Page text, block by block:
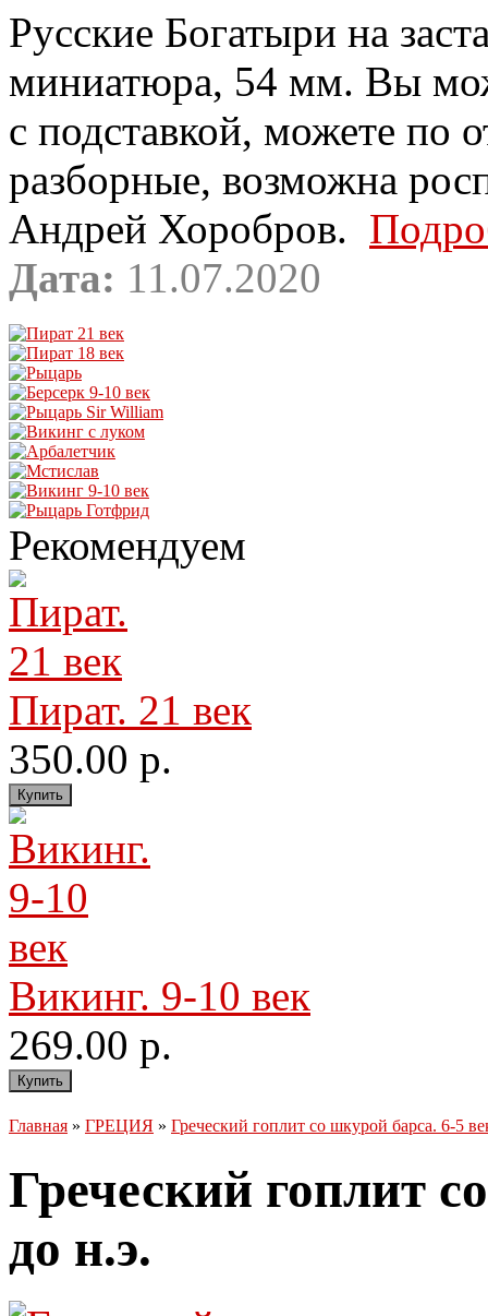
Русские Богатыри на
миниатюра, 54 мм. Вы
с подставкой, можете по
разборные, возможна
Андрей Хоробров.
Дата: 11.07.2020
Рекомендуем
Пират. 21 век
350.00 р.
Викинг. 9-10 век
269.00 р.
Главная » ГРЕЦИЯ » Греческий гоплит со шкурой барса. 6-5
Греческий гоплит
до н.э.